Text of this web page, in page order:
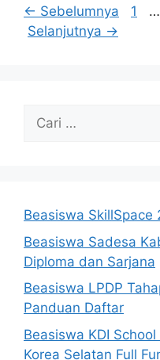
← Sebelumnya 1 …
Selanjutnya →
Cari
Beasiswa
Beasiswa Sadesa
Diploma dan Sarjana
Beasiswa LPDP
Panduan Daftar
Beasiswa KDI
Korea Selatan Full